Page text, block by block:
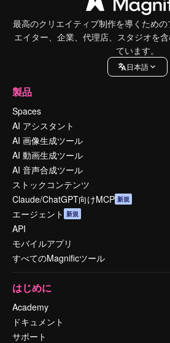
最高のクリエイティブ制作を導くため
エイター、企業、代理店、スタジオを
ています。
日本語
製品
Spaces
AI アシスタント
AI 画像生成ツール
AI 動画生成ツール
AI 音声合成ツール
ストックコンテンツ
Claude/ChatGPT向けMCP 新規
エージェント 新規
API
モバイルアプリ
すべてのMagnificツール
はじめに
Academy
ドキュメント
サポート